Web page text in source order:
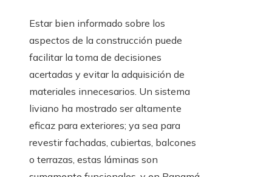
Estar bien informado sobre los
aspectos de la construcción puede
facilitar la toma de decisiones
acertadas y evitar la adquisición de
materiales innecesarios. Un sistema
liviano ha mostrado ser altamente
eficaz para exteriores; ya sea para
revestir fachadas, cubiertas, balcones
o terrazas, estas láminas son